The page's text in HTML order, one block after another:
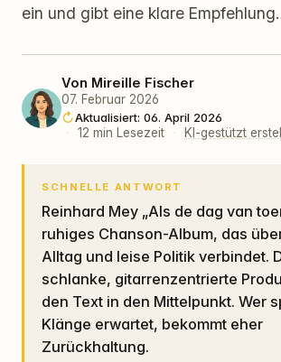
ein und gibt eine klare Empfehlung.
Von Mireille Fischer
07. Februar 2026
Aktualisiert: 06. April 2026
·
12 min Lesezeit · KI-gestützt
SCHNELLE ANTWORT
Reinhard Mey „Als de dag van toen“ ist ein
ruhiges Chanson-Album, das
Alltag und leise Politik verbindet.
schlanke, gitarrenzentrierte
den Text in den Mittelpunkt. Wer
Klänge erwartet, bekommt eher
Zurückhaltung.